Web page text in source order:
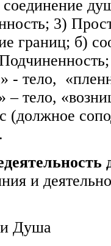
соединение
3)
границ; б)
- тело,
– тело,
(должное
и
Душа